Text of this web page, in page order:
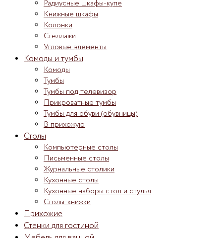
Радиусные шкафы-купе
Книжные шкафы
Колонки
Стеллажи
Угловые элементы
Комоды и тумбы
Комоды
Тумбы
Тумбы под телевизор
Прикроватные тумбы
Тумбы для обуви (обувницы)
В прихожую
Столы
Компьютерные столы
Письменные столы
Журнальные столики
Кухонные столы
Кухонные наборы стол и стулья
Столы-книжки
Прихожие
Стенки для гостиной